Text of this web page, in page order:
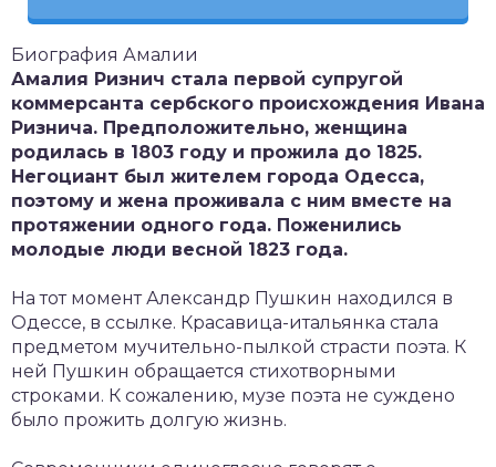
Биография Амалии
Амалия Ризнич стала первой супругой
коммерсанта сербского происхождения Ивана
Ризнича. Предположительно, женщина
родилась в 1803 году и прожила до 1825.
Негоциант был жителем города Одесса,
поэтому и жена проживала с ним вместе на
протяжении одного года. Поженились
молодые люди весной 1823 года.
На тот момент Александр Пушкин находился в
Одессе, в ссылке. Красавица-итальянка стала
предметом мучительно-пылкой страсти поэта. К
ней Пушкин обращается стихотворными
строками. К сожалению, музе поэта не суждено
было прожить долгую жизнь.